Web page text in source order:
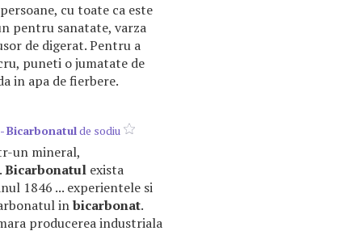
cu toate ca este
pentru sanatate, varza
de digerat. Pentru a
puneti o jumatate de
in apa de fierbere.
Bicarbonatulde sodiu
un mineral,
Bicarbonatul exista
1846 ... experientele si
inbicarbonat.
producerea industriala